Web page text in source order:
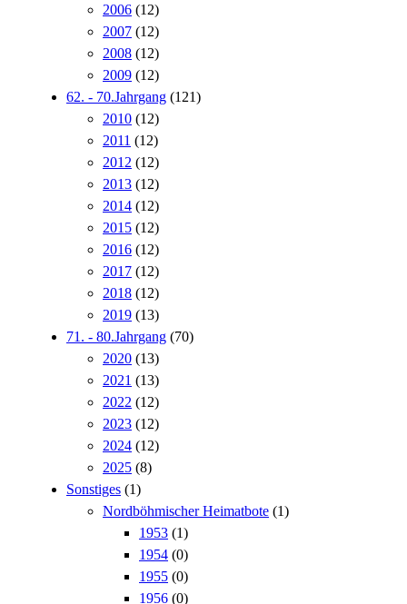
2006 (12)
2007 (12)
2008 (12)
2009 (12)
62. - 70.Jahrgang (121)
2010 (12)
2011 (12)
2012 (12)
2013 (12)
2014 (12)
2015 (12)
2016 (12)
2017 (12)
2018 (12)
2019 (13)
71. - 80.Jahrgang (70)
2020 (13)
2021 (13)
2022 (12)
2023 (12)
2024 (12)
2025 (8)
Sonstiges (1)
Nordböhmischer Heimatbote (1)
1953 (1)
1954 (0)
1955 (0)
1956 (0)